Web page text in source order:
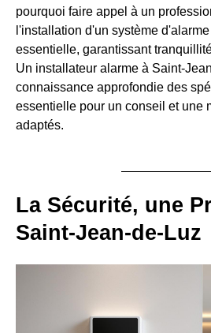
pourquoi faire appel à un
l'installation d'un système
essentielle, garantissant
Un installateur alarme à Saint-
connaissance approfondie des
essentielle pour un conseil et une
adaptés.
La Sécurité, une
Saint-Jean-de-Luz